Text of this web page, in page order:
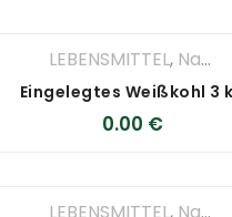
LEBENSMITTEL, Nahrungsmittel
Eingelegtes Weißkohl 3
0.00 €
LEBENSMITTEL, Nahrungsmittel